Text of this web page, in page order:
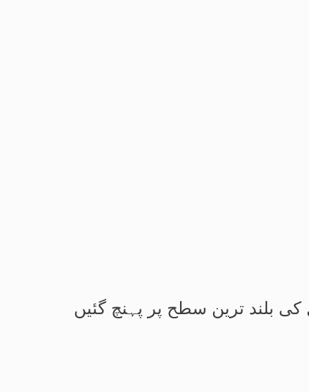
بلند ترین سطح پر پہنچ گئیں